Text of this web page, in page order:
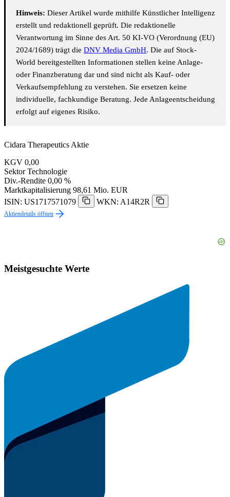
Hinweis: Dieser Artikel wurde mithilfe Künstlicher Intelligenz
erstellt und redaktionell geprüft. Die redaktionelle
Verantwortung im Sinne des Art. 50 KI-VO (Verordnung (EU)
2024/1689) trägt die DNV Media GmbH. Die auf Stock-
World bereitgestellten Informationen stellen keine Anlage-
oder Finanzberatung dar und sind nicht als Kauf- oder
Verkaufsempfehlung zu verstehen. Sie ersetzen keine
individuelle, fachkundige Beratung. Jede Anlageentscheidung
erfolgt auf eigenes Risiko.
Cidara Therapeutics Aktie
KGV 0,00
Sektor Technologie
Div.-Rendite 0,00 %
Marktkapitalisierung 98,61 Mio. EUR
ISIN: US1717571079
WKN: A14R2R
Aktiendetails öffnen
Meistgesuchte Werte